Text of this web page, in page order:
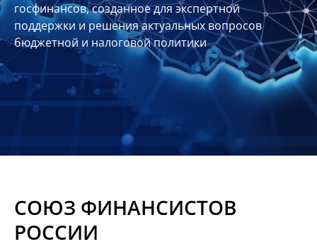
Участники
Планы
отчеты
Контакты
Материалы
госфинансов, созданное для экспертной
поддержки и решения актуальных вопросов
бюджетной и налоговой политики
СОЮЗ ФИНАНСИСТОВ
РОССИИ